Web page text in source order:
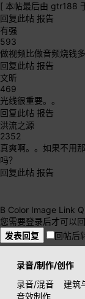
[ 本帖最后由 gtr188
回复此帖 报告
有强
593
做视频比做音频烧钱
回复此帖 报告
文昕
469
光线很重要。。
回复此帖 报告
洪流之源
2352
真爽啊。。如果不用
吗？
回复此帖 报告
B Color Image Link
您需要登录后才可以
发表回复 回帖后
录音/制作/创作
录音/混音
建筑
音效制作